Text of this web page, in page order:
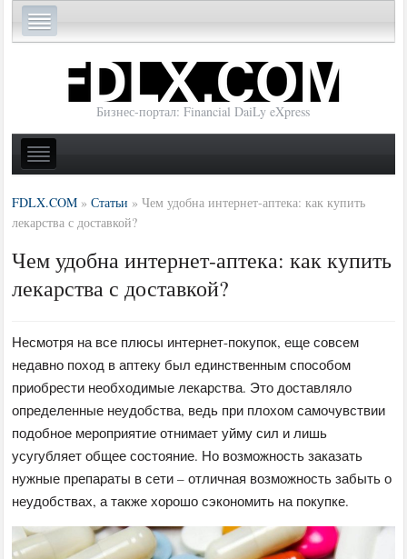
Бизнес-портал: Financial DaiLy eXpress
FDLX.COM »Статьи »Чем удобна интернет-аптека: как купить
лекарства с доставкой?
Чем удобна интернет-аптека: как купить
лекарства с доставкой?
Несмотря на все плюсы интернет-покупок, еще совсем
недавно поход в аптеку был единственным способом
приобрести необходимые лекарства. Это доставляло
определенные неудобства, ведь при плохом самочувствии
подобное мероприятие отнимает уйму сил и лишь
усугубляет общее состояние. Но возможность заказать
нужные препараты в сети – отличная возможность забыть о
неудобствах, а также хорошо сэкономить на покупке.